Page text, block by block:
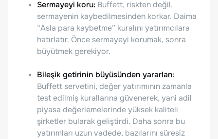
Sermayeyi koru: Buffett, riskten değil,
sermayenin kaybedilmesinden korkar. Daima
“Asla para kaybetme” kuralını yatırımcılara
hatırlatır. Önce sermayeyi korumak, sonra
büyütmek gerekiyor.
Bileşik getirinin büyüsünden yararlan:
Buffett servetini, değer yatırımının zamanla
test edilmiş kurallarına güvenerek, yani adil
piyasa değerlemelerinde yüksek kaliteli
şirketler bularak geliştirdi. Daha sonra bu
yatırımları uzun vadede, bazılarını süresiz